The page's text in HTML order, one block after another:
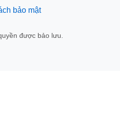
bảo mật
được bảo lưu.